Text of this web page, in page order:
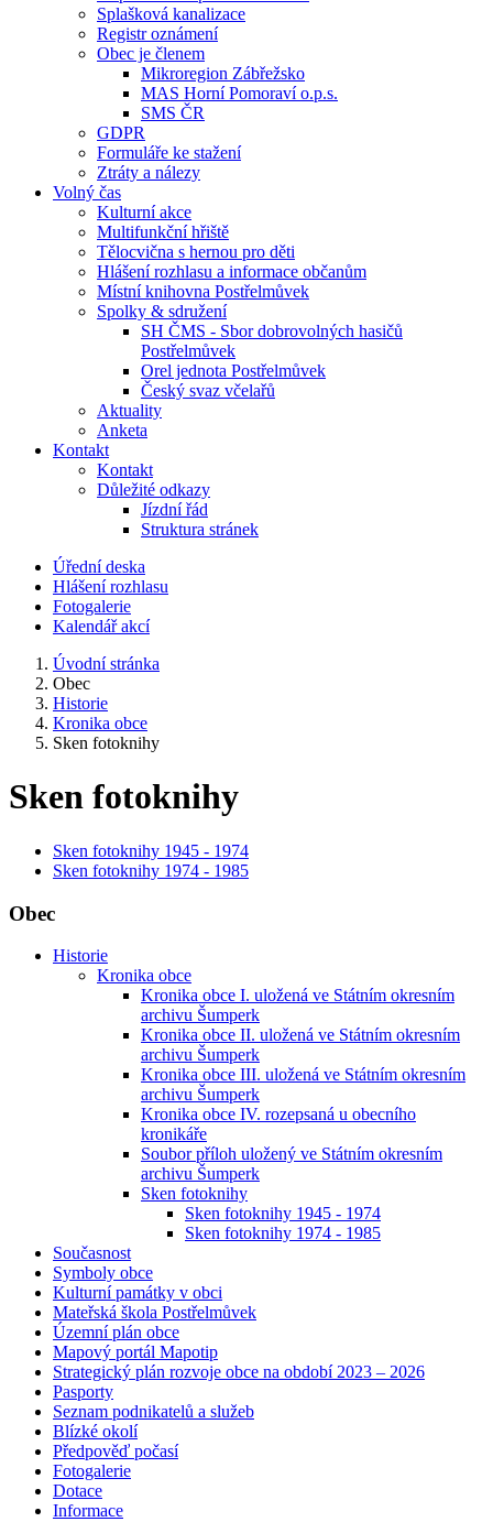
Splašková kanalizace
Registr oznámení
Obec je členem
Mikroregion Zábřežsko
MAS Horní Pomoraví o.p.s.
SMS ČR
GDPR
Formuláře ke stažení
Ztráty a nálezy
Volný čas
Kulturní akce
Multifunkční hřiště
Tělocvična s hernou pro děti
Hlášení rozhlasu a informace občanům
Místní knihovna Postřelmůvek
Spolky & sdružení
SH ČMS - Sbor dobrovolných hasičů
Postřelmůvek
Orel jednota Postřelmůvek
Český svaz včelařů
Aktuality
Anketa
Kontakt
Kontakt
Důležité odkazy
Jízdní řád
Struktura stránek
Úřední deska
Hlášení rozhlasu
Fotogalerie
Kalendář akcí
Úvodní stránka
Obec
Historie
Kronika obce
Sken fotoknihy
Sken fotoknihy
Sken fotoknihy 1945 - 1974
Sken fotoknihy 1974 - 1985
Obec
Historie
Kronika obce
Kronika obce I. uložená ve Státním okresním
archivu Šumperk
Kronika obce II. uložená ve Státním okresním
archivu Šumperk
Kronika obce III. uložená ve Státním okresním
archivu Šumperk
Kronika obce IV. rozepsaná u obecního
kronikáře
Soubor příloh uložený ve Státním okresním
archivu Šumperk
Sken fotoknihy
Sken fotoknihy 1945 - 1974
Sken fotoknihy 1974 - 1985
Současnost
Symboly obce
Kulturní památky v obci
Mateřská škola Postřelmůvek
Územní plán obce
Mapový portál Mapotip
Strategický plán rozvoje obce na období 2023 – 2026
Pasporty
Seznam podnikatelů a služeb
Blízké okolí
Předpověď počasí
Fotogalerie
Dotace
Informace